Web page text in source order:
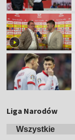
Liga Narodów